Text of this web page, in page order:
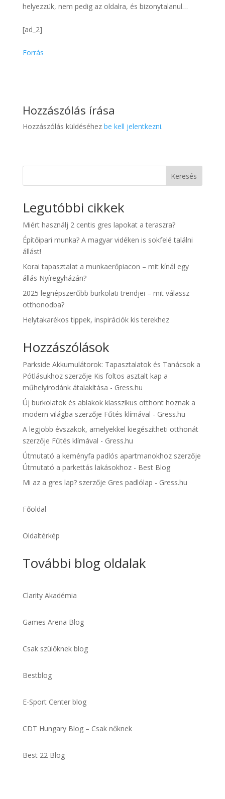
helyezzük, nem pedig az oldalra, és bizonytalanul…
[ad_2]
Forrás
Hozzászólás írása
Hozzászólás küldéséhez be kell jelentkezni.
Keresés
Legutóbbi cikkek
Miért használj 2 centis gres lapokat a teraszra?
Építőipari munka? A magyar vidéken is sokfelé találni
állást!
Korai tapasztalat a munkaerőpiacon – mit kínál egy
állás Nyíregyházán?
2025 legnépszerűbb burkolati trendjei – mit válassz
otthonodba?
Helytakarékos tippek, inspirációk kis terekhez
Hozzászólások
Parkside Akkumulátorok: Tapasztalatok és Tanácsok a
Pótlásukhozszerzője Kis foltos asztalt kap a
műhelyirodánk átalakítása - Gress.hu
Új burkolatok és ablakok klasszikus otthont hoznak a
modern világba szerzője Fűtés klímával - Gress.hu
A legjobb évszakok, amelyekkel kiegészítheti otthonát
szerzője Fűtés klímával - Gress.hu
Útmutató a keményfa padlós apartmanokhozszerzője
Útmutató a parkettás lakásokhoz - Best Blog
Mi az a gres lap?szerzője Gres padlólap - Gress.hu
Főoldal
Oldaltérkép
További blog oldalak
Clarity Akadémia
Games Arena Blog
Csak szülőknek blog
Bestblog
E-Sport Center blog
CDT Hungary Blog – Csak nőknek
Best 22 Blog